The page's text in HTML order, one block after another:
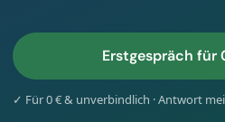
Erstgespräch für
✓ Für 0 € & unverbindlich · Antwort